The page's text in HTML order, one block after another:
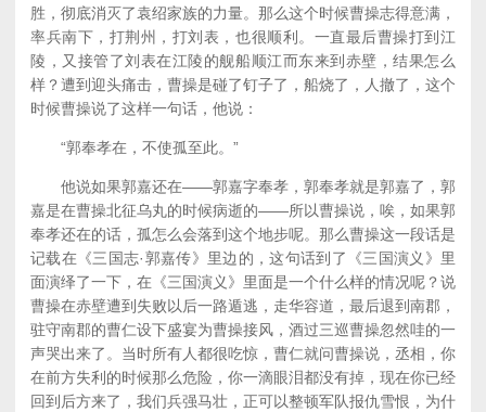
胜，彻底消灭了袁绍家族的力量。那么这个时候曹操志得意满，
率兵南下，打荆州，打刘表，也很顺利。一直最后曹操打到江
陵，又接管了刘表在江陵的舰船顺江而东来到赤壁，结果怎么
样？遭到迎头痛击，曹操是碰了钉子了，船烧了，人撤了，这个
时候曹操说了这样一句话，他说：
“郭奉孝在，不使孤至此。”
他说如果郭嘉还在——郭嘉字奉孝，郭奉孝就是郭嘉了，郭
嘉是在曹操北征乌丸的时候病逝的——所以曹操说，唉，如果郭
奉孝还在的话，孤怎么会落到这个地步呢。那么曹操这一段话是
记载在《三国志·郭嘉传》里边的，这句话到了《三国演义》里
面演绎了一下，在《三国演义》里面是一个什么样的情况呢？说
曹操在赤壁遭到失败以后一路遁逃，走华容道，最后退到南郡，
驻守南郡的曹仁设下盛宴为曹操接风，酒过三巡曹操忽然哇的一
声哭出来了。当时所有人都很吃惊，曹仁就问曹操说，丞相，你
在前方失利的时候那么危险，你一滴眼泪都没有掉，现在你已经
回到后方来了，我们兵强马壮，正可以整顿军队报仇雪恨，为什